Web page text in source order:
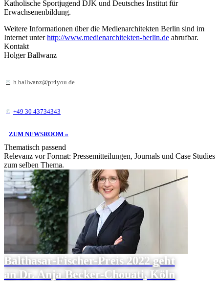
Katholische Sportjugend DJK und Deutsches Institut für
Erwachsenenbildung.
Weitere Informationen über die Medienarchitekten Berlin sind im
Internet unterhttp://www.medienarchitekten-berlin.de abrufbar.
Kontakt
Holger Ballwanz
h.ballwanz@pr4you.de
+49 30 43734343
ZUM NEWSROOM »
Thematisch passend
Relevanz vor Format: Pressemitteilungen, Journals und Case Studies
zum selben Thema.
Balthasar-Fischer-Preis 2022 geht
an Dr. Anja Becker-Chouati, Köln